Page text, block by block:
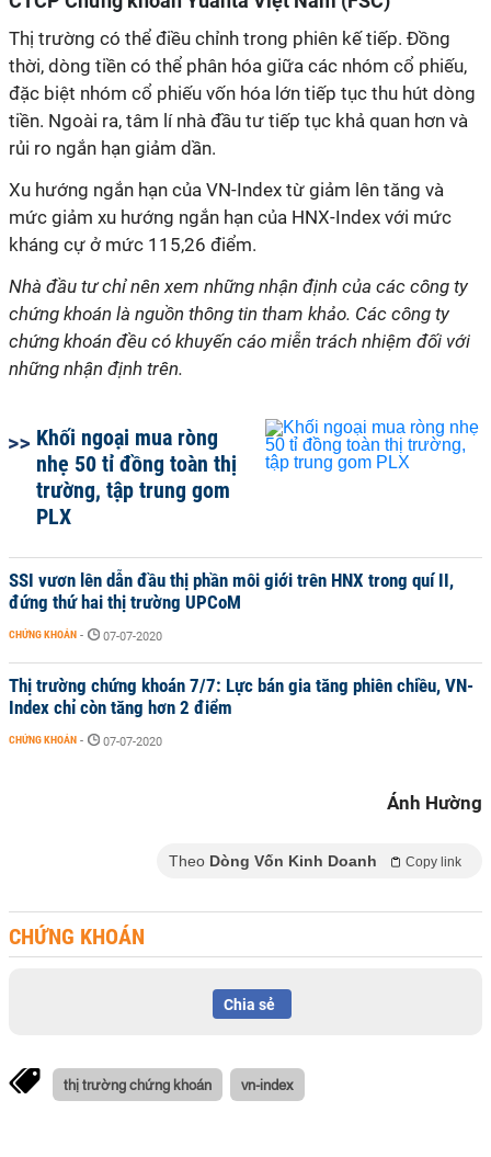
Thị trường có thể điều chỉnh trong phiên kế tiếp. Đồng
thời, dòng tiền có thể phân hóa giữa các nhóm cổ phiếu,
đặc biệt nhóm cổ phiếu vốn hóa lớn tiếp tục thu hút dòng
tiền. Ngoài ra, tâm lí nhà đầu tư tiếp tục khả quan hơn và
rủi ro ngắn hạn giảm dần.
Xu hướng ngắn hạn của VN-Index từ giảm lên tăng và
mức giảm xu hướng ngắn hạn của HNX-Index với mức
kháng cự ở mức 115,26 điểm.
Nhà đầu tư chỉ nên xem những nhận định của các công ty
chứng khoán là nguồn thông tin tham khảo. Các công ty
chứng khoán đều có khuyến cáo miễn trách nhiệm đối với
những nhận định trên.
Khối ngoại mua ròng
nhẹ 50 tỉ đồng toàn thị
trường, tập trung gom
PLX
SSI vươn lên dẫn đầu thị phần môi giới trên HNX trong quí II,
đứng thứ hai thị trường UPCoM
CHỨNG KHOÁN - 07-07-2020
Thị trường chứng khoán 7/7: Lực bán gia tăng phiên chiều, VN-
Index chỉ còn tăng hơn 2 điểm
CHỨNG KHOÁN - 07-07-2020
Ánh Hường
Theo Dòng Vốn Kinh Doanh Copy link
CHỨNG KHOÁN
Chia sẻ
thị trường chứng khoán vn-index